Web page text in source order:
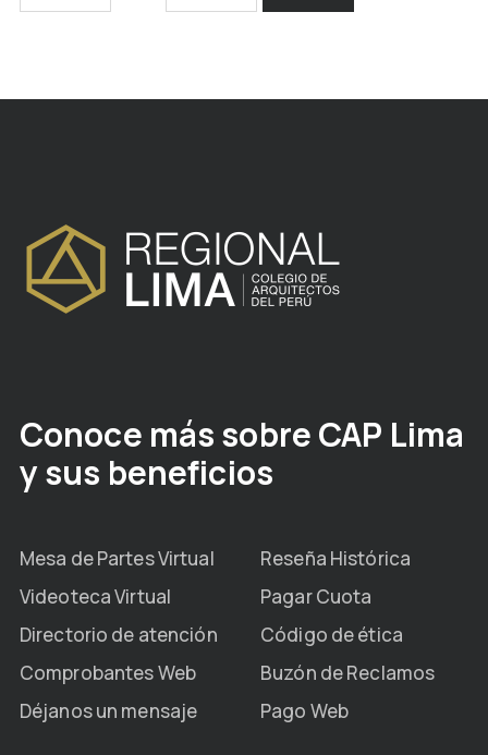
Conoce más sobre CAP Lima
y sus beneficios
Mesa de Partes Virtual
Reseña Histórica
Videoteca Virtual
Pagar Cuota
Directorio de atención
Código de ética
Comprobantes Web
Buzón de Reclamos
Déjanos un mensaje
Pago Web